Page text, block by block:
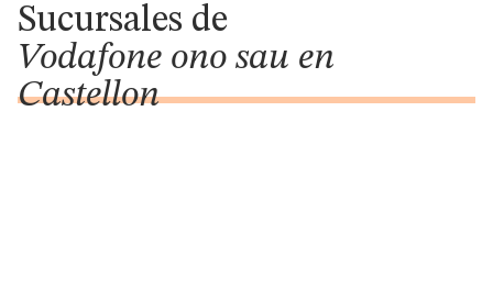
Sucursales de
Vodafone ono sau en
Castellon